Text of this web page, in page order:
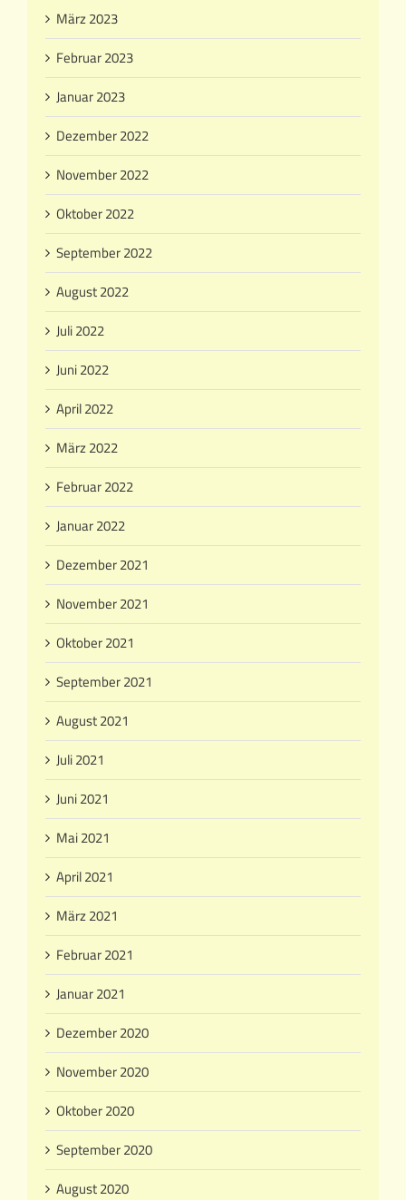
März 2023
Februar 2023
Januar 2023
Dezember 2022
November 2022
Oktober 2022
September 2022
August 2022
Juli 2022
Juni 2022
April 2022
März 2022
Februar 2022
Januar 2022
Dezember 2021
November 2021
Oktober 2021
September 2021
August 2021
Juli 2021
Juni 2021
Mai 2021
April 2021
März 2021
Februar 2021
Januar 2021
Dezember 2020
November 2020
Oktober 2020
September 2020
August 2020